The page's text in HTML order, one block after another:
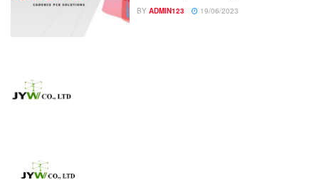
BY ADMIN123 19/06/2023